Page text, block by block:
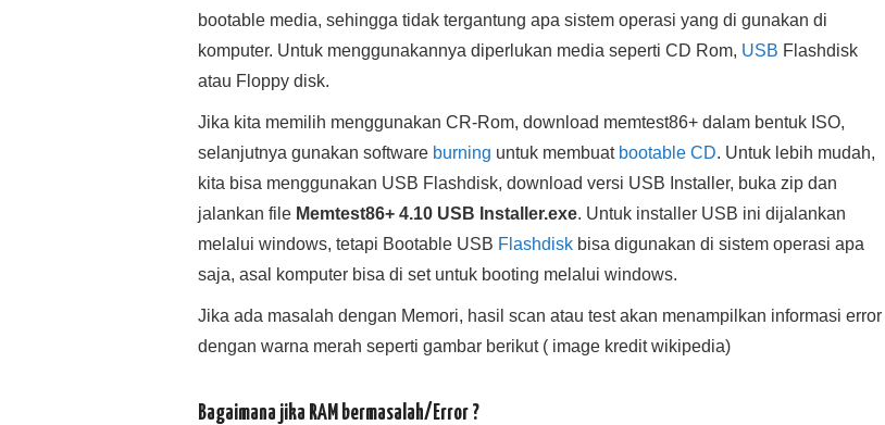
bootable media, sehingga tidak tergantung apa sistem operasi yang di gunakan di
komputer. Untuk menggunakannya diperlukan media seperti CD Rom, USB Flashdisk
atau Floppy disk.
Jika kita memilih menggunakan CR-Rom, download memtest86+ dalam bentuk ISO,
selanjutnya gunakan software burning untuk membuat bootable CD. Untuk lebih mudah,
kita bisa menggunakan USB Flashdisk, download versi USB Installer, buka zip dan
jalankan file Memtest86+ 4.10 USB Installer.exe. Untuk installer USB ini dijalankan
melalui windows, tetapi Bootable USB Flashdisk bisa digunakan di sistem operasi apa
saja, asal komputer bisa di set untuk booting melalui windows.
Jika ada masalah dengan Memori, hasil scan atau test akan menampilkan informasi error
dengan warna merah seperti gambar berikut ( image kredit wikipedia)
Bagaimana jika RAM bermasalah/Error ?